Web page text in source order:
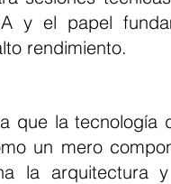
y el papel
rendimiento.
un mero
la arquitectura